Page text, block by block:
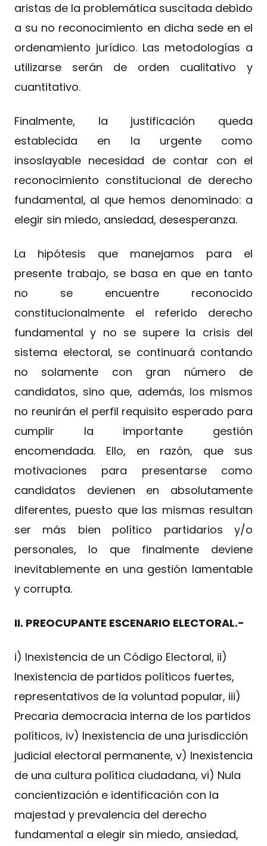
aristas de la problemática suscitada debido
a su no reconocimiento en dicha sede en el
ordenamiento jurídico. Las metodologías a
utilizarse serán de orden cualitativo y
cuantitativo.
Finalmente, la justificación queda
establecida en la urgente como
insoslayable necesidad de contar con el
reconocimiento constitucional de derecho
fundamental, al que hemos denominado: a
elegir sin miedo, ansiedad, desesperanza.
La hipótesis que manejamos para el
presente trabajo, se basa en que en tanto
no se encuentre reconocido
constitucionalmente el referido derecho
fundamental y no se supere la crisis del
sistema electoral, se continuará contando
no solamente con gran número de
candidatos, sino que, además, los mismos
no reunirán el perfil requisito esperado para
cumplir la importante gestión
encomendada. Ello, en razón, que sus
motivaciones para presentarse como
candidatos devienen en absolutamente
diferentes, puesto que las mismas resultan
ser más bien político partidarios y/o
personales, lo que finalmente deviene
inevitablemente en una gestión lamentable
y corrupta.
II. PREOCUPANTE ESCENARIO ELECTORAL.-
i) Inexistencia de un Código Electoral, ii)
Inexistencia de partidos políticos fuertes,
representativos de la voluntad popular, iii)
Precaria democracia interna de los partidos
políticos, iv) Inexistencia de una jurisdicción
judicial electoral permanente, v) Inexistencia
de una cultura política ciudadana, vi) Nula
concientización e identificación con la
majestad y prevalencia del derecho
fundamental a elegir sin miedo, ansiedad,